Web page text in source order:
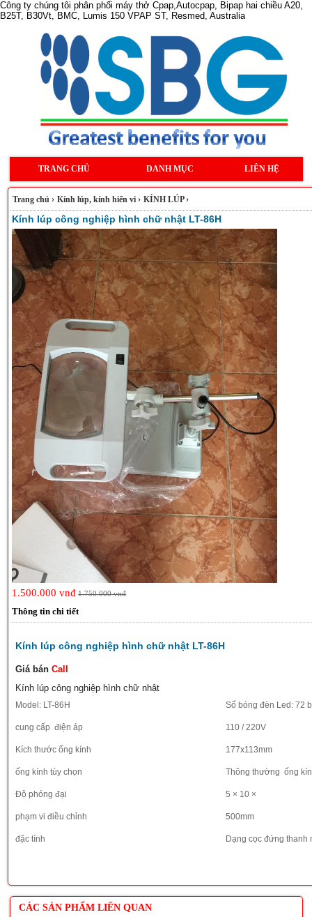
Công ty chúng tôi phân phối máy thở Cpap,Autocpap, Bipap hai chiều A20,
B25T, B30Vt, BMC, Lumis 150 VPAP ST, Resmed, Australia
TRANG CHỦ DANH MỤC LIÊN HỆ
Trang chủ › Kính lúp, kính hiển vi › KÍNH LÚP ›
Kính lúp công nghiệp hình chữ nhật LT-86H
1.500.000 vnđ 1.750.000 vnđ
Thông tin chi tiết
Kính lúp công nghiệp hình chữ nhật LT-86H
Giá bánCall
Kính lúp công nghiệp hình chữ nhật
Model: LT-86H Số bóng đèn Led: 72
cung cấpđiện áp 110 / 220V
Kích thước ống kính 177x113mm
ống kính tùy chọn Thông thườngống
Độ phóng đại 5 × 10 ×
phạm vi điều chỉnh 500mm
đặc tính Dạng cọc đứng thanh
CÁC SẢN PHẨM LIÊN QUAN